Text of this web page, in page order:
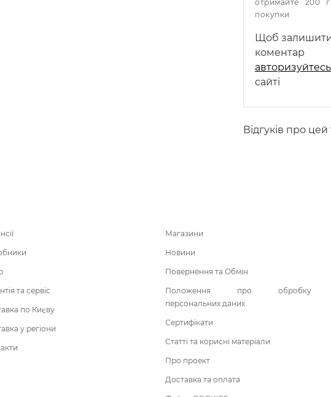
отримайте 200
покупки
Щоб
коментар
авторизуйтесь
сайті
Відгуків про
та сервіс
по Києву
у регіони
Магазини
Новини
Повернення та Обмін
Положення про обробку
персональних даних
Сертифікати
Статті та корисні матеріали
Про проект
Доставка та оплата